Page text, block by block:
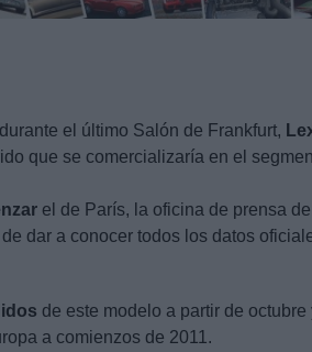
el último Salón de Frankfurt,
que se comercializaría en el
el de París, la oficina de prensa
dar a conocer todos los datos
de este modelo a partir de octubre
a comienzos de 2011.